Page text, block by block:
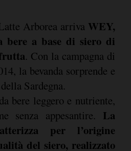
Arborea arriva WEY,
bere a base di siero di
. Con la campagna di
la bevanda sorprende e
Sardegna.
bere leggero e nutriente,
senza appesantire. La
per l’origine
del siero, realizzato